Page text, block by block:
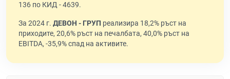
136 по КИД - 4639.
За 2024 г. ДЕВОН - ГРУП реализира 18,2% ръст на
приходите, 20,6% ръст на печалбата, 40,0% ръст на
EBITDA, -35,9% спад на активите.